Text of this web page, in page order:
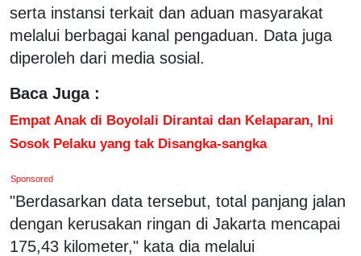
serta instansi terkait dan aduan masyarakat
melalui berbagai kanal pengaduan. Data juga
diperoleh dari media sosial.
Baca Juga :
Empat Anak di Boyolali Dirantai dan Kelaparan, Ini
Sosok Pelaku yang tak Disangka-sangka
Sponsored
"Berdasarkan data tersebut, total panjang jalan
dengan kerusakan ringan di Jakarta mencapai
175,43 kilometer," kata dia melalui